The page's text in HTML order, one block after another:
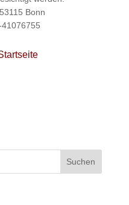
Bonn